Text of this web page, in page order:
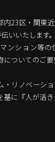
内23区・関東
いいたします。
ンション等の
についてのご
・リノベーシ
基に『人が活